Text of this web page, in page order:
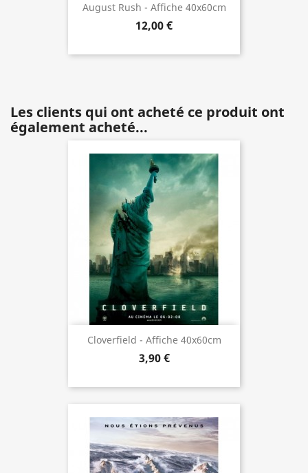
August Rush - Affiche 40x60cm
12,00 €
Les clients qui ont acheté ce produit ont
également acheté...
Cloverfield - Affiche 40x60cm
3,90 €